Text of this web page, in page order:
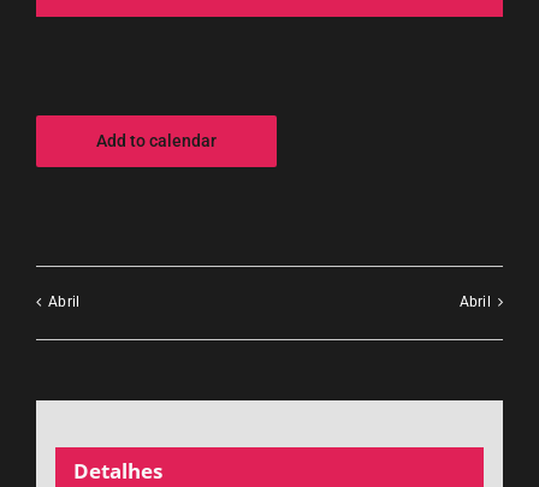
Add to calendar
Abril Abril
Detalhes